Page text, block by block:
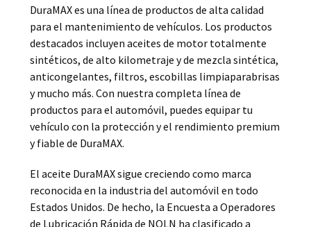
DuraMAX es una línea de productos de alta calidad
para el mantenimiento de vehículos. Los productos
destacados incluyen aceites de motor totalmente
sintéticos, de alto kilometraje y de mezcla sintética,
anticongelantes, filtros, escobillas limpiaparabrisas
y mucho más. Con nuestra completa línea de
productos para el automóvil, puedes equipar tu
vehículo con la protección y el rendimiento premium
y fiable de DuraMAX.
El aceite DuraMAX sigue creciendo como marca
reconocida en la industria del automóvil en todo
Estados Unidos. De hecho, la Encuesta a Operadores
de Lubricación Rápida de NOLN ha clasificado a